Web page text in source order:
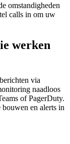
omstandigheden
calls in om uw
werken
via
naadloos
of PagerDuty.
en alerts in